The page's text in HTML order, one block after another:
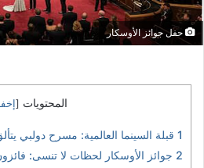
حفل جوائز الأوسكار
المحتويات [
1 قبلة السينما العالمية: مسرح دولبي
2 جوائز الأوسكار لحظات لا تنسى: